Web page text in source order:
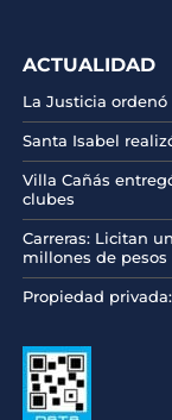
ACTUALIDAD
La Justicia ordenó
Santa Isabel
Villa Cañás
clubes
Carreras: Licitan
millones de pesos
Propiedad